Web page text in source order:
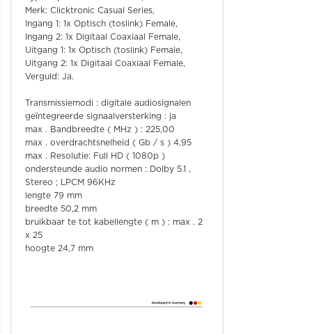
Merk: Clicktronic Casual Series,
Ingang 1: 1x Optisch (toslink) Female,
Ingang 2: 1x Digitaal Coaxiaal Female,
Uitgang 1: 1x Optisch (toslink) Female,
Uitgang 2: 1x Digitaal Coaxiaal Female,
Verguld: Ja.
Transmissiemodi : digitale audiosignalen
geïntegreerde signaalversterking : ja
max . Bandbreedte ( MHz ) : 225,00
max . overdrachtsnelheid ( Gb / s ) 4,95
max . Resolutie: Full HD ( 1080p )
ondersteunde audio normen : Dolby 5.1 ,
Stereo ; LPCM 96KHz
lengte 79 mm
breedte 50,2 mm
bruikbaar te tot kabellengte ( m ) : max . 2
x 25
hoogte 24,7 mm